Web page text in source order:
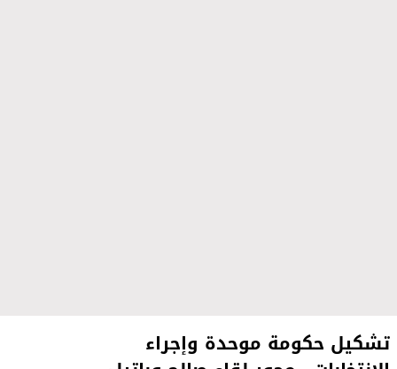
تشكيل حكومة موحدة وإجراء